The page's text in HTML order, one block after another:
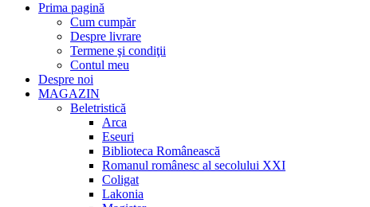
Prima pagină
Cum cumpăr
Despre livrare
Termene şi condiţii
Contul meu
Despre noi
MAGAZIN
Beletristică
Arca
Eseuri
Biblioteca Românească
Romanul românesc al secolului XXI
Coligat
Lakonia